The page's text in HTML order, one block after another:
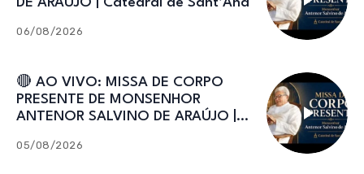
DE ARAÚJO | Catedral de Sant’Ana
06/08/2026
🔴 AO VIVO: MISSA DE CORPO
PRESENTE DE MONSENHOR
ANTENOR SALVINO DE ARAÚJO |
05/08/2026